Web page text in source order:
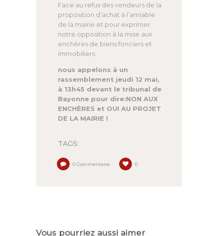
Face au refus des vendeurs de la
proposition d’achat à l’amiable
de la mairie et pour exprimer
notre opposition à la mise aux
enchères de biens fonciers et
immobiliers:
nous appelons à un
rassemblement jeudi 12 mai,
à 13h45 devant le tribunal de
Bayonne pour dire:NON AUX
ENCHÈRES et OUI AU PROJET
DE LA MAIRIE !
TAGS:
0 Commentaire 0
Vous pourriez aussi aimer